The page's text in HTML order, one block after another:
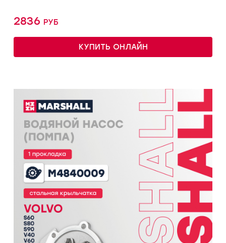
2836 руб
КУПИТЬ ОНЛАЙН